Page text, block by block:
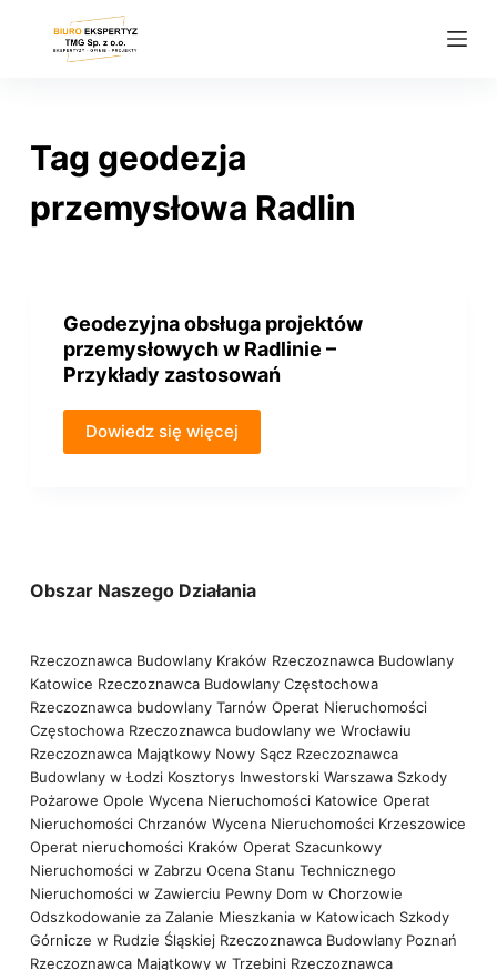
d
Tag geodezja
przemysłowa Radlin
Geodezyjna obsługa projektów
przemysłowych w Radlinie –
Przykłady zastosowań
Dowiedz się więcej
Obszar Naszego Działania
Rzeczoznawca Budowlany Kraków Rzeczoznawca Budowlany
Katowice Rzeczoznawca Budowlany Częstochowa
Rzeczoznawca budowlany Tarnów Operat Nieruchomości
Częstochowa Rzeczoznawca budowlany we Wrocławiu
Rzeczoznawca Majątkowy Nowy Sącz Rzeczoznawca
Budowlany w Łodzi Kosztorys Inwestorski Warszawa Szkody
Pożarowe Opole Wycena Nieruchomości Katowice Operat
Nieruchomości Chrzanów Wycena Nieruchomości Krzeszowice
Operat nieruchomości Kraków Operat Szacunkowy
Nieruchomości w Zabrzu Ocena Stanu Technicznego
Nieruchomości w Zawierciu Pewny Dom w Chorzowie
Odszkodowanie za Zalanie Mieszkania w Katowicach Szkody
Górnicze w Rudzie Śląskiej Rzeczoznawca Budowlany Poznań
Rzeczoznawca Majątkowy w Trzebini Rzeczoznawca